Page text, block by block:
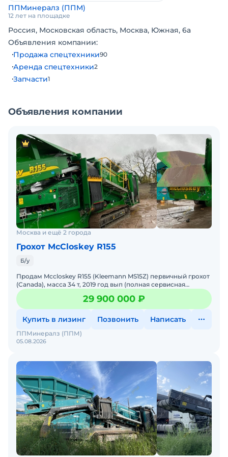
Цена с НДС. Под заказ. Помогу с доставкой.
Бесплатная доставка. Обслуживалась у оф. дилера.
Готова к эксплуатации. Возможна продажа в
лизинг.
ППМинералз (ППМ)
12 лет на площадке
Россия, Московская область, Москва, Южная, 6а
Объявления компании:
Продажа спецтехники90
Аренда спецтехники2
Запчасти1
Объявления компании
Москва и ещё 2 города
Грохот McCloskey R155
Б/у
Продам Mccloskey R155 (Kleemann MS15Z) первичный грохот
(Canada), масса 34 т, 2019 год вып (полная сервисная
история), 4443+- мч, В отличном состоянии, Бунке
29 900 000 ₽
Купить в лизинг Позвонить Написать
05.08.2026
ППМинералз (ППМ)